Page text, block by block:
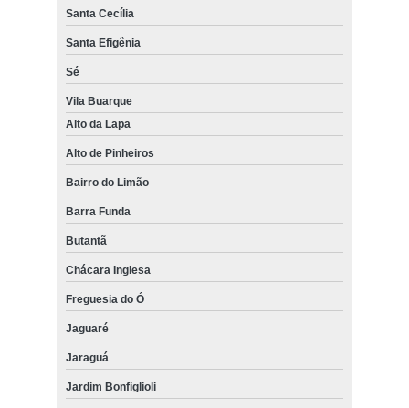
Santa Cecília
Santa Efigênia
Sé
Vila Buarque
Alto da Lapa
Alto de Pinheiros
Bairro do Limão
Barra Funda
Butantã
Chácara Inglesa
Freguesia do Ó
Jaguaré
Jaraguá
Jardim Bonfiglioli